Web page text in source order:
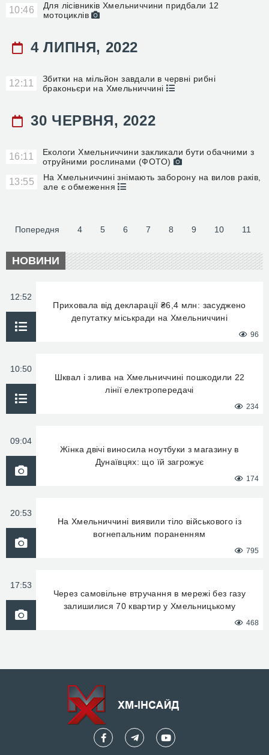
10:46
Для лісівників Хмельниччини придбали 12
мотоциклів
4 ЛИПНЯ, 2022
12:11
Збитки на мільйон завдали в червні рибні
браконьєри на Хмельниччині
30 ЧЕРВНЯ, 2022
16:11
Екологи Хмельниччини закликали бути обачними з
отруйними рослинами (ФОТО)
13:55
На Хмельниччині знімають заборону на вилов раків,
але є обмеження
Попередня 4 5 6 7 8 9 10 11
НОВИНИ
12:52
Приховала від декларації ₴6,4 млн: засуджено
депутатку міськради на Хмельниччині
96
10:50
Шквал і злива на Хмельниччині пошкодили 22
лінії електропередачі
234
09:04
Жінка двічі виносила ноутбуки з магазину в
Дунаївцях: що їй загрожує
174
20:53
На Хмельниччині виявили тіло військового із
вогнепальним пораненням
795
17:53
Через самовільне втручання в мережі без газу
залишилися 70 квартир у Хмельницькому
468